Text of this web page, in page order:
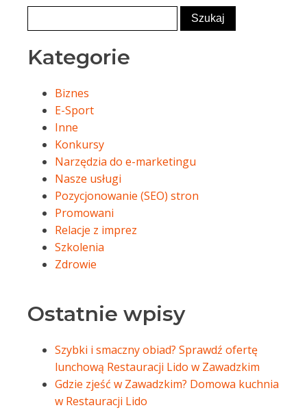
Kategorie
Biznes
E-Sport
Inne
Konkursy
Narzędzia do e-marketingu
Nasze usługi
Pozycjonowanie (SEO) stron
Promowani
Relacje z imprez
Szkolenia
Zdrowie
Ostatnie wpisy
Szybki i smaczny obiad? Sprawdź ofertę
lunchową Restauracji Lido w Zawadzkim
Gdzie zjeść w Zawadzkim? Domowa kuchnia
w Restauracji Lido